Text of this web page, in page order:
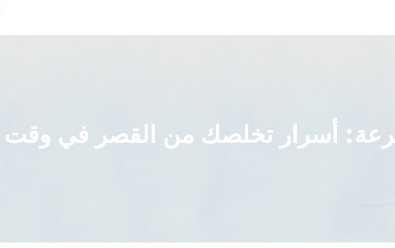
أسرار تخلصك من القصر في